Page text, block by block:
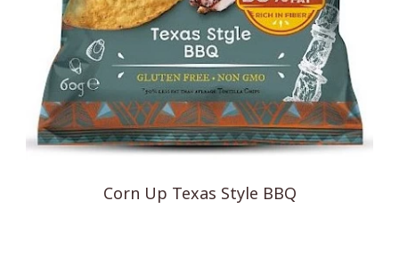
Corn Up Texas Style BBQ